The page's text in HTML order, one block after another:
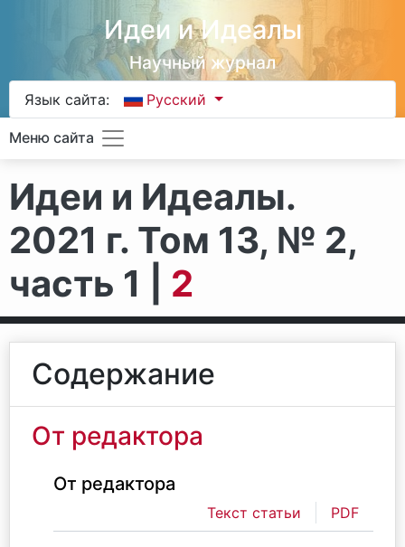
Идеи и Идеалы
Научный журнал
Язык сайта: Русский
Меню сайта
Идеи и Идеалы.
2021 г. Том 13, № 2,
часть 1 | 2
Содержание
От редактора
От редактора
Текст статьи PDF